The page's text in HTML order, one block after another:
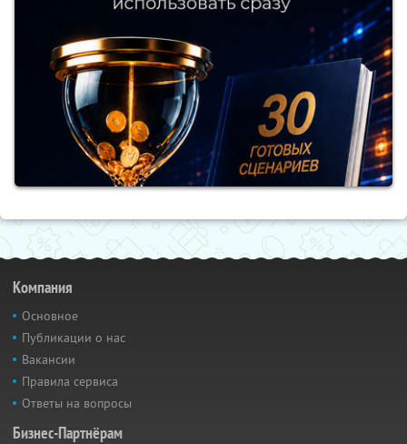
Компания
Основное
Публикации о нас
Вакансии
Правила сервиса
Ответы на вопросы
Бизнес-Партнёрам